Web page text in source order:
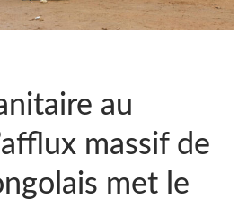
au
massif de
met le